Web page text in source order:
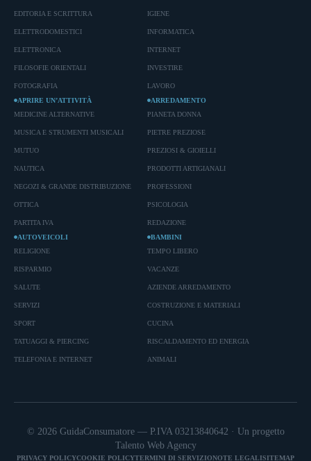
EDITORIA E SCRITTURA
ELETTRODOMESTICI
ELETTRONICA
FILOSOFIE ORIENTALI
FOTOGRAFIA
IGIENE
INFORMATICA
INTERNET
INVESTIRE
LAVORO
APRIRE UN’ATTIVITÀ
MEDICINE ALTERNATIVE
MUSICA E STRUMENTI MUSICALI
MUTUO
NAUTICA
NEGOZI & GRANDE DISTRIBUZIONE
OTTICA
PARTITA IVA
ARREDAMENTO
PIANETA DONNA
PIETRE PREZIOSE
PREZIOSI & GIOIELLI
PRODOTTI ARTIGIANALI
PROFESSIONI
PSICOLOGIA
REDAZIONE
AUTOVEICOLI
RELIGIONE
RISPARMIO
SALUTE
SERVIZI
SPORT
TATUAGGI & PIERCING
TELEFONIA E INTERNET
BAMBINI
TEMPO LIBERO
VACANZE
AZIENDE ARREDAMENTO
COSTRUZIONE E MATERIALI
CUCINA
RISCALDAMENTO ED ENERGIA
ANIMALI
© 2026 GuidaConsumatore — P.IVA 03213840642 · Un progetto
Talento Web Agency
PRIVACY POLICYCOOKIE POLICYTERMINI DI SERVIZIONOTE LEGALISITEMAP